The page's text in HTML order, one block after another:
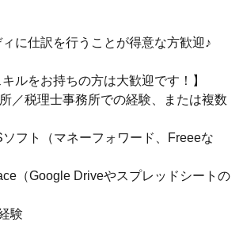
に仕訳を行うことが得意な方歓迎♪
キルをお持ちの方は大歓迎です！】
／税理士事務所での経験、または複数
フト（マネーフォワード、Freeeな
（Google Driveやスプレッドシートの
験